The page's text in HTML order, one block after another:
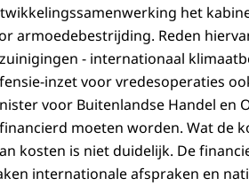
het
armoedebestrijding. Reden
- internationaal
inzet voor vredesoperaties
voor Buitenlandse Handel en
moeten worden. Wat de
kosten is niet duidelijk. De
internationale afspraken en